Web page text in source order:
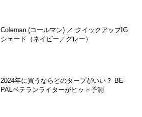
Coleman (コールマン) ／ クイックアップIG
シェード（ネイビー／グレー）
2024年に買うならどのタープがいい？ BE-
PALベテランライターがヒット予測